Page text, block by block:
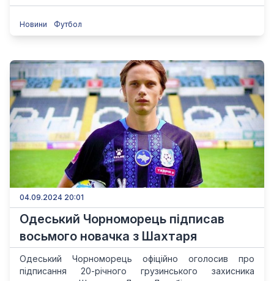
Новини Футбол
04.09.2024 20:01
Одеський Чорноморець підписав
восьмого новачка з Шахтаря
Одеський Чорноморець офіційно оголосив про
підписання 20-річного грузинського захисника